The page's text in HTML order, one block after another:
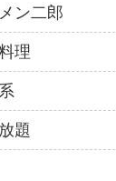
ン二郎
理
題